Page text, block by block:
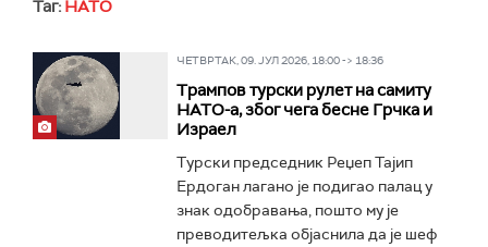
Таг: НАТО
ЧЕТВРТАК, 09. ЈУЛ 2026, 18:00 -> 18:36
Трампов турски рулет на самиту
НАТО-а, због чега бесне Грчка и
Израел
Турски председник Реџеп Тајип
Ердоган лагано је подигао палац у
знак одобравања, пошто му је
преводитељка објаснила да је шеф